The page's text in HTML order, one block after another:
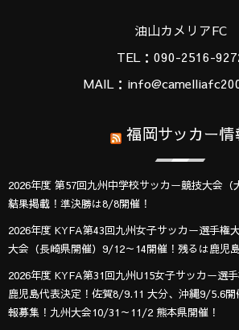
油山カメリアFC
TEL：090-2516-
MAIL：
福岡サッカー情
2026年度 第57回九州中学校サッカー競技大会
結果掲載！準決勝は8/8開催！
2026年度 KYFA第43回九州女子サッカー選手権
大会（長崎県開催）9/12～14開催！残るは鹿児
2026年度 KYFA第31回九州U15女子サッカー選手
鹿児島代表決定！佐賀8/9.11 大分、沖縄9/5.6
報募集！九州大会10/31～11/2 熊本県開催！